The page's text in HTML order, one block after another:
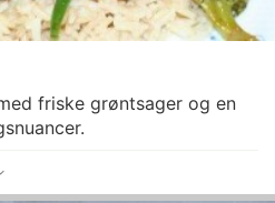
friske grøntsager og en